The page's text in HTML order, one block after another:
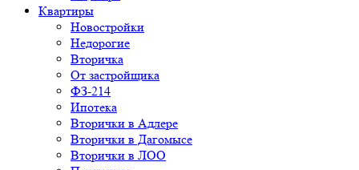
Квартиры
Новостройки
Недорогие
Вторичка
От застройщика
ФЗ-214
Ипотека
Вторички в Адлере
Вторички в Дагомысе
Вторички в ЛОО